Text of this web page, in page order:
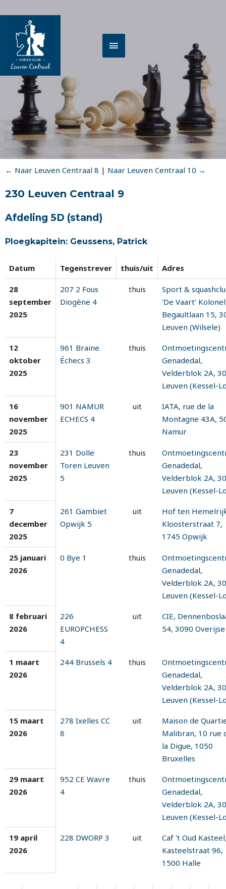
naar
inhoud
← Naar Leuven Centraal 8 | Naar Leuven Centraal 10 →
230 Leuven Centraal 9
Afdeling 5D (stand)
Ploegkapitein: Geussens, Patrick
Datum Tegenstrever thuis/uit Adres
28
september
2025
207 2 Fous
Diogène 4
thuis
Sport &
'De Vaart' Kolonel
Begaultlaan 15,
Leuven (Wilsele)
12
oktober
2025
961 Braine
Échecs 3
thuis
Genadedal,
Velderblok 2A,
Leuven (Kessel-
16
november
2025
901 NAMUR
ECHECS 4
uit
IATA, rue de la
Montagne 43A,
Namur
23
november
2025
231 Dolle
Toren Leuven
5
thuis
Genadedal,
Velderblok 2A,
Leuven (Kessel-
7
december
2025
261 Gambiet
Opwijk 5
uit
Hof ten
Kloosterstraat 7,
1745 Opwijk
25 januari
2026
0 Bye 1 thuis
Genadedal,
Velderblok 2A,
Leuven (Kessel-
8 februari
2026
226
EUROPCHESS
4
uit
CIE,
54, 3090 Overijse
1 maart
2026
244 Brussels 4 thuis
Genadedal,
Velderblok 2A,
Leuven (Kessel-
15 maart
2026
278 Ixelles CC
8
uit
Maison de
Malibran, 10 rue
la Digue, 1050
Bruxelles
29 maart
2026
952 CE Wavre
4
thuis
Genadedal,
Velderblok 2A,
Leuven (Kessel-
19 april
2026
228 DWORP 3 uit
Caf 't Oud
Kasteelstraat 96,
1500 Halle